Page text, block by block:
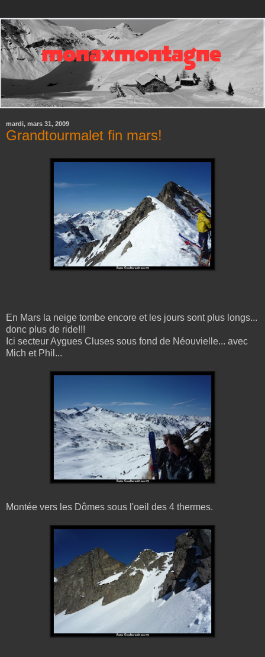
mardi, mars 31, 2009
Grandtourmalet fin mars!
En Mars la neige tombe encore et les jours sont plus longs...
donc plus de ride!!!
Ici secteur Aygues Cluses sous fond de Néouvielle... avec
Mich et Phil...
Montée vers les Dômes sous l'oeil des 4 thermes.